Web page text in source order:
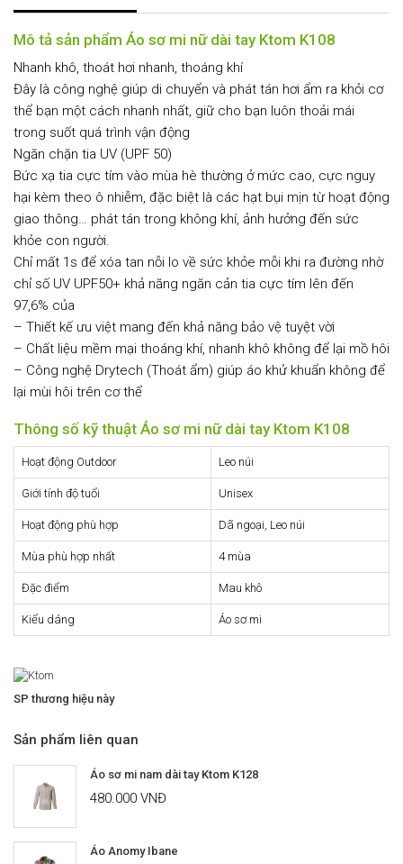
Mô tả sản phẩm Áo sơ mi nữ dài tay Ktom K108
Nhanh khô, thoát hơi nhanh, thoáng khí
Đây là công nghệ giúp di chuyển và phát tán hơi ẩm ra khỏi cơ
thể bạn một cách nhanh nhất, giữ cho bạn luôn thoải mái
trong suốt quá trình vận động
Ngăn chặn tia UV (UPF 50)
Bức xạ tia cực tím vào mùa hè thường ở mức cao, cực nguy
hại kèm theo ô nhiễm, đặc biệt là các hạt bụi mịn từ hoạt động
giao thông… phát tán trong không khí, ảnh hưởng đến sức
khỏe con người.
Chỉ mất 1s để xóa tan nỗi lo về sức khỏe mỗi khi ra đường nhờ
chỉ số UV UPF50+ khả năng ngăn cản tia cực tím lên đến
97,6% của
– Thiết kế ưu việt mang đến khả năng bảo vệ tuyệt vời
– Chất liệu mềm mại thoáng khí, nhanh khô không để lại mồ hôi
– Công nghệ Drytech (Thoát ẩm) giúp áo khử khuẩn không để
lại mùi hôi trên cơ thể
Thông số kỹ thuật Áo sơ mi nữ dài tay Ktom K108
Hoạt động Outdoor Leo núi
Giới tính độ tuổi Unisex
Hoạt động phù hợp Dã ngoại, Leo núi
Mùa phù hợp nhất 4 mùa
Đặc điểm Mau khô
Kiểu dáng Áo sơ mi
SP thương hiệu này
Sản phẩm liên quan
Áo sơ mi nam dài tay Ktom K128
480.000 VNĐ
Áo Anomy Ibane